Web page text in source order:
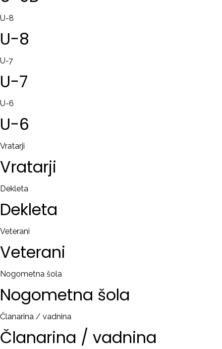
U-8
U-8
U-7
U-7
U-6
U-6
Vratarji
Vratarji
Dekleta
Dekleta
Veterani
Veterani
Nogometna šola
Nogometna šola
Članarina / vadnina
Članarina / vadnina